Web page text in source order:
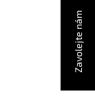
Zavolejte nám